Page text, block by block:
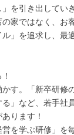
を引き出してい
家ではなく、お
ル」を追求し、最
す。「新卒研修
」など、若手社
ります！
を学ぶ研修」を